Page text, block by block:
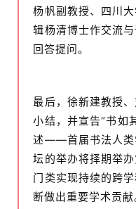
杨帆副教授、四川
辑杨清博士作交流
回答提问。
最后，徐新建教授
小结，并宣告“书如
述——首届书法人类
坛的举办将择期举
门类实现持续的跨
断做出重要学术贡献